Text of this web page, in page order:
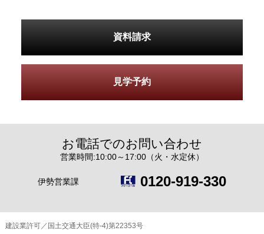
資料請求
見学予約
お電話でのお問い合わせ
営業時間:10:00～17:00（火・水定休）
伊勢営業課 0120-919-330
建設業許可／国土交通大臣(特-4)第22353号